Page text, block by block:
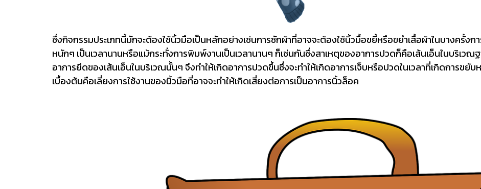
ซึ่งกิจกรรมประเภทนี้มักจะต้องใช้นิ้วมือเป็นหลักอย่างเช่นการซักผ้าที่อาจจะต้องใช้นิ้วมื้อขยี้หรือขยำเสื้อผ้าในบางครั้ง
หนักๆ เป็นเวลานานหรือแม้กระทั่งการพิมพ์งานเป็นเวลานานๆ ก็เช่นกันซึ่งสาเหตุของอาการปวดก็คือเส้นเอ็นในบริเว
อาการยึดของเส้นเอ็นในบริเวณนั้นๆ จึงทำให้เกิดอาการปวดขึ้นซึ่งจะทำให้เกิดอาการเจ็บหรือปวดในเวลาที่เกิดการขยั
เบื้องต้นคือเลี่ยงการใช้งานของนิ้วมือที่อาจจะทำให้เกิดเสี่ยงต่อการเป็นอาการนิ้วล็อค